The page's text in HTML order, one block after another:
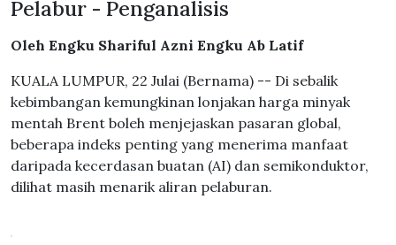
Pelabur - Penganalisis
Oleh Engku Shariful Azni Engku Ab Latif
KUALA LUMPUR, 22 Julai (Bernama) -- Di sebalik
kebimbangan kemungkinan lonjakan harga minyak
mentah Brent boleh menjejaskan pasaran global,
beberapa indeks penting yang menerima manfaat
daripada kecerdasan buatan (AI) dan semikonduktor,
dilihat masih menarik aliran pelaburan.